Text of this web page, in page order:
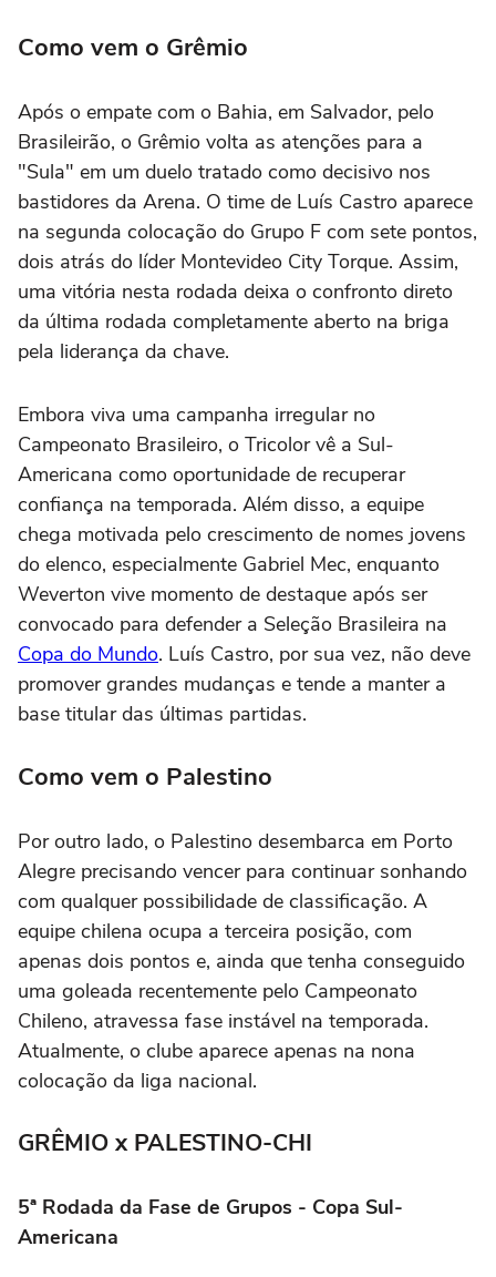
Como vem o Grêmio
Após o empate com o Bahia, em Salvador, pelo
Brasileirão, o Grêmio volta as atenções para a
"Sula" em um duelo tratado como decisivo nos
bastidores da Arena. O time de Luís Castro aparece
na segunda colocação do Grupo F com sete pontos,
dois atrás do líder Montevideo City Torque. Assim,
uma vitória nesta rodada deixa o confronto direto
da última rodada completamente aberto na briga
pela liderança da chave.
Embora viva uma campanha irregular no
Campeonato Brasileiro, o Tricolor vê a Sul-
Americana como oportunidade de recuperar
confiança na temporada. Além disso, a equipe
chega motivada pelo crescimento de nomes jovens
do elenco, especialmente Gabriel Mec, enquanto
Weverton vive momento de destaque após ser
convocado para defender a Seleção Brasileira na
Copa do Mundo. Luís Castro, por sua vez, não deve
promover grandes mudanças e tende a manter a
base titular das últimas partidas.
Como vem o Palestino
Por outro lado, o Palestino desembarca em Porto
Alegre precisando vencer para continuar sonhando
com qualquer possibilidade de classificação. A
equipe chilena ocupa a terceira posição, com
apenas dois pontos e, ainda que tenha conseguido
uma goleada recentemente pelo Campeonato
Chileno, atravessa fase instável na temporada.
Atualmente, o clube aparece apenas na nona
colocação da liga nacional.
GRÊMIO x PALESTINO-CHI
5ª Rodada da Fase de Grupos - Copa Sul-
Americana